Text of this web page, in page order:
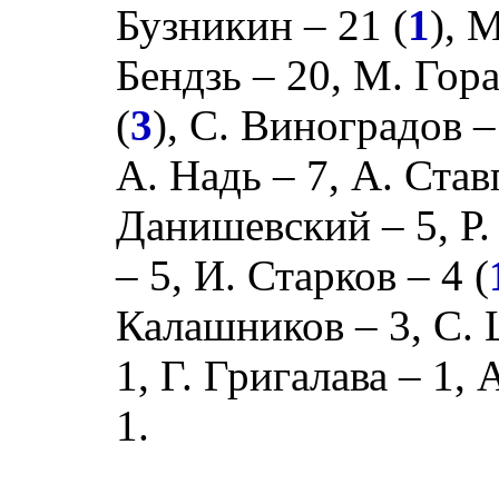
Бузникин – 21 (1),
Бендзь – 20, М.
(3), С. Виноградов
А. Надь – 7, А.
Данишевский – 5,
– 5, И. Старков – 4 (
Калашников – 3, С.
1, Г. Григалава – 1,
1.